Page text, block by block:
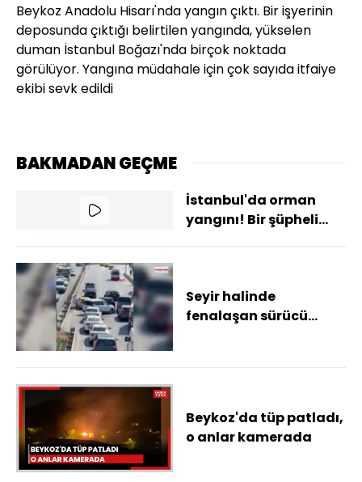
Beykoz Anadolu Hisarı'nda yangın çıktı. Bir işyerinin
deposunda çıktığı belirtilen yangında, yükselen
duman İstanbul Boğazı'nda birçok noktada
görülüyor. Yangına müdahale için çok sayıda itfaiye
ekibi sevk edildi
BAKMADAN GEÇME
İstanbul'da orman
yangını! Bir şüpheli
Seyir halinde
fenalaşan sürücü
Beykoz'da tüp patladı,
o anlar kamerada